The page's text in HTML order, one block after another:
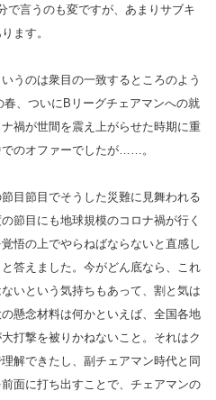
で言うのも変ですが、あまりサブキ
ます。
うのは衆目の一致するところのよう
、ついにBリーグチェアマンへの就
禍が世間を震え上がらせた時期に重
のオファーでしたが……。
目節目でそうした災難に見舞われる
節目にも地球規模のコロナ禍が行く
悟の上でやらねばならないと直感し
答えました。今がどん底なら、これ
いという気持ちもあって、割と気は
懸念材料は何かといえば、全国各地
打撃を被りかねないこと。それはク
解できたし、副チェアマン時代と同
面に打ち出すことで、チェアマンの